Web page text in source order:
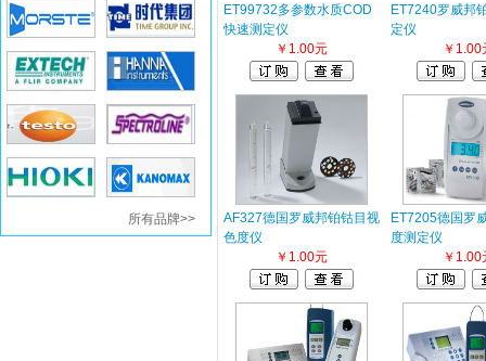
所有品牌>>
ET99732多参数水质COD
快速测定仪
￥1.00元
ET7240罗威邦
定仪
￥1.00
AF327德国罗威邦铂钴目视
色度仪
￥1.00元
ET7205德国罗
度测定仪
￥1.00